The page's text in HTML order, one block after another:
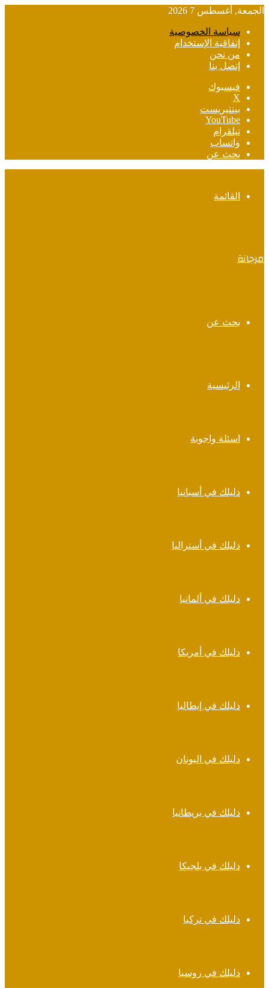
الجمعة, أغسطس 7 2026
سياسة الخصوصية
إتفاقية الإستخدام
من نحن
إتصل بنا
فيسبوك
‫X
بينتيريست
‫YouTube
تيلقرام
واتساب
بحث عن
القائمة
مرجانة
بحث عن
الرئيسية
اسئلة واجوبة
دليلك في أسبانيا
دليلك في أستراليا
دليلك في ألمانيا
دليلك في أمريكا
دليلك في إيطاليا
دليلك في اليونان
دليلك في بريطانيا
دليلك في بلجيكا
دليلك في تركيا
دليلك في روسيا